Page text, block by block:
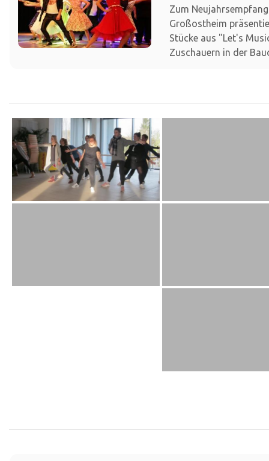
Zum
Großostheim
Stücke aus "Let's
Zuschauern in der